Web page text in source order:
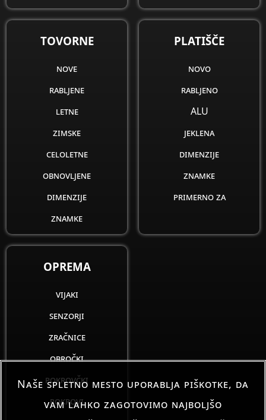
obnovljene
dimenzije
TOVORNE
nove
rabljene
letne
zimske
celoletne
obnovljene
dimenzije
znamke
PLATIŠČE
novo
rabljeno
ALU
jeklena
dimenzije
znamke
primerno za
OPREMA
vijaki
senzorji
zračnice
obročki
pokrovčki
pokrovi
Naše spletno mesto uporablja piškotke, da
vam lahko zagotovimo najboljšo